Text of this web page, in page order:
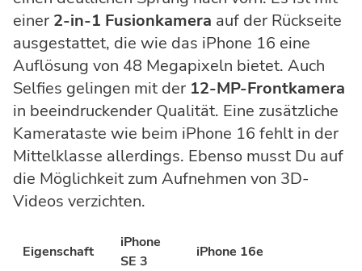
einer 2-in-1 Fusionkamera auf der Rückseite
ausgestattet, die wie das iPhone 16 eine
Auflösung von 48 Megapixeln bietet. Auch
Selfies gelingen mit der 12-MP-Frontkamera
in beeindruckender Qualität. Eine zusätzliche
Kamerataste wie beim iPhone 16 fehlt in der
Mittelklasse allerdings. Ebenso musst Du auf
die Möglichkeit zum Aufnehmen von 3D-
Videos verzichten.
Eigenschaft
iPhone
SE 3
iPhone 16e